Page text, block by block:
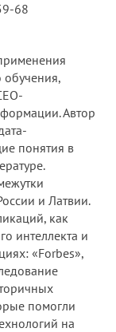
68
обучения,
Автор
понятия в
и Латвии.
как
интеллекта и
«Forbes»,
помогли
на